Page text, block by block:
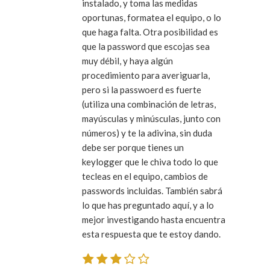
instalado, y toma las medidas
oportunas, formatea el equipo, o lo
que haga falta. Otra posibilidad es
que la password que escojas sea
muy débil, y haya algún
procedimiento para averiguarla,
pero si la passwoerd es fuerte
(utiliza una combinación de letras,
mayúsculas y minúsculas, junto con
números) y te la adivina, sin duda
debe ser porque tienes un
keylogger que le chiva todo lo que
tecleas en el equipo, cambios de
passwords incluidas. También sabrá
lo que has preguntado aquí, y a lo
mejor investigando hasta encuentra
esta respuesta que te estoy dando.